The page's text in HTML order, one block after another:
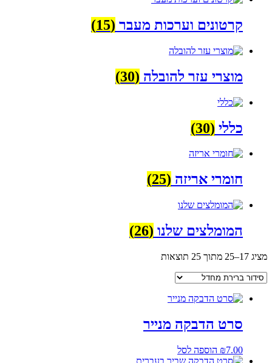
קרטונים וערכות מעבר (15)
מוצרי עזר להובלה (30)
כללי (30)
חומרי אריזה (25)
המומלצים שלנו (26)
מציג 17–25 מתוך 25 תוצאות
סרט הדבקה מנייר
₪7.00 הוספה לסל